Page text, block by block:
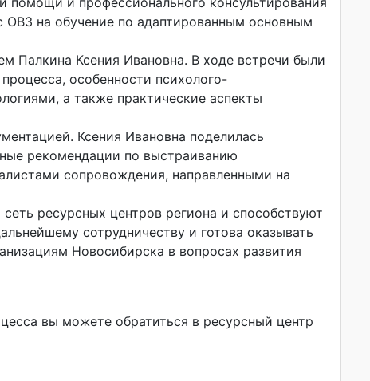
на обучение по адаптированным основным
Палкина Ксения Ивановна. В ходе встречи были
особенности психолого-
а также практические аспекты
Ксения Ивановна поделилась
рекомендации по выстраиванию
сопровождения, направленными на
ресурсных центров региона и способствуют
сотрудничеству и готова оказывать
Новосибирска в вопросах развития
вы можете обратиться в ресурсный центр